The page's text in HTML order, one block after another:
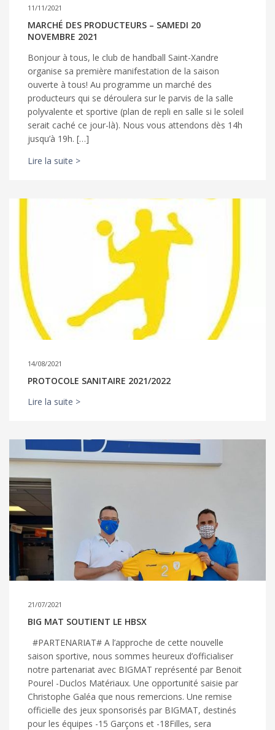
11/11/2021
MARCHÉ DES PRODUCTEURS – SAMEDI 20
NOVEMBRE 2021
Bonjour à tous, le club de handball Saint-Xandre
organise sa première manifestation de la saison
ouverte à tous! Au programme un marché des
producteurs qui se déroulera sur le parvis de la salle
polyvalente et sportive (plan de repli en salle si le soleil
serait caché ce jour-là). Nous vous attendons dès 14h
jusqu’à 19h. […]
Lire la suite >
14/08/2021
PROTOCOLE SANITAIRE 2021/2022
Lire la suite >
21/07/2021
BIG MAT SOUTIENT LE HBSX
#PARTENARIAT# A l’approche de cette nouvelle
saison sportive, nous sommes heureux d’officialiser
notre partenariat avec BIGMAT représenté par Benoit
Pourel -Duclos Matériaux. Une opportunité saisie par
Christophe Galéa que nous remercions. Une remise
officielle des jeux sponsorisés par BIGMAT, destinés
pour les équipes -15 Garçons et -18Filles, sera